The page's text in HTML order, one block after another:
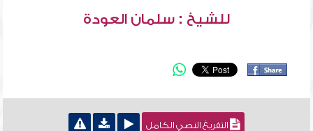
للشيخ : سلمان العودة
التفريغ النصي الكامل